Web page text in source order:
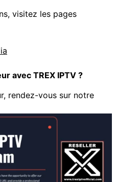
visitez les pages
avec TREX IPTV ?
rendez-vous sur notre